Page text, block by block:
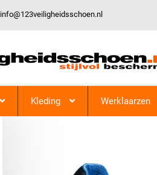
info@123veiligheidsschoen.nl
Kleding Werklaarzen
123Veiligheidsschoen